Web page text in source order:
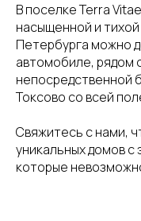
В поселке Terra
насыщенной и
Петербурга можно
автомобиле, рядом
непосредственной
Токсово со всей
Свяжитесь с нами,
уникальных домов
которые